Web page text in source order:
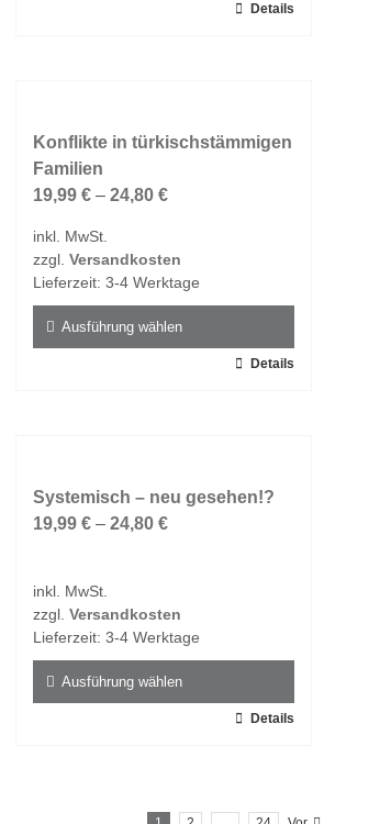
auf.
Die
Optionen
auf
der
gewählt
werden
Details
Konflikte in türkischstämmigen
Familien
19,99 € – 24,80 €
inkl. MwSt.
zzgl. Versandkosten
Lieferzeit: 3-4 Werktage
Ausführung wählen
auf.
Die
auf
der
gewählt
werden
Details
Systemisch – neu gesehen!?
19,99 € – 24,80 €
inkl. MwSt.
zzgl. Versandkosten
Lieferzeit: 3-4 Werktage
Ausführung wählen
Details